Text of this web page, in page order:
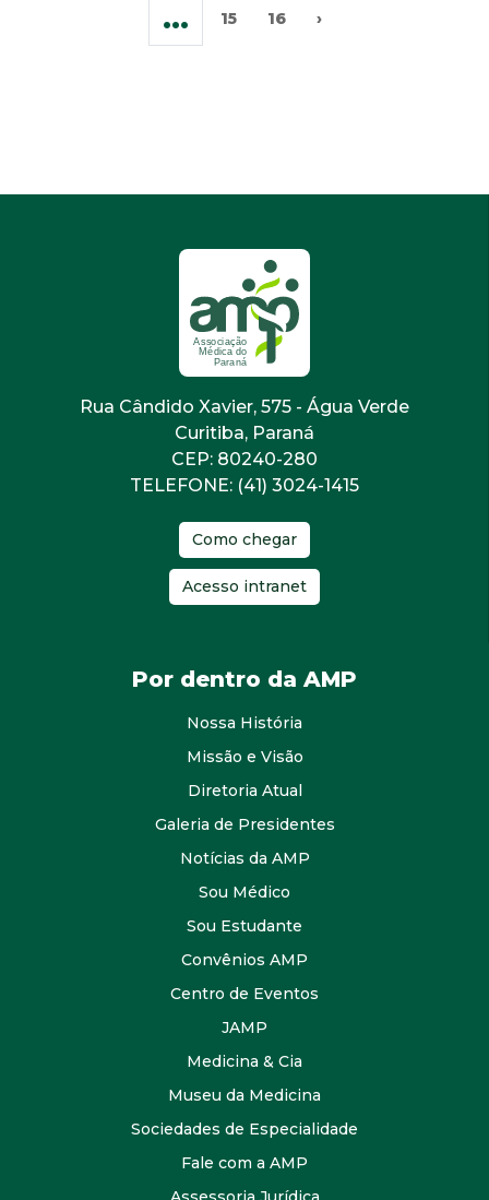
... 15 16 ›
Rua Cândido Xavier, 575 - Água Verde
Curitiba, Paraná
CEP: 80240-280
TELEFONE: (41) 3024-1415
Como chegar
Acesso intranet
Por dentro da AMP
Nossa História
Missão e Visão
Diretoria Atual
Galeria de Presidentes
Notícias da AMP
Sou Médico
Sou Estudante
Convênios AMP
Centro de Eventos
JAMP
Medicina & Cia
Museu da Medicina
Sociedades de Especialidade
Fale com a AMP